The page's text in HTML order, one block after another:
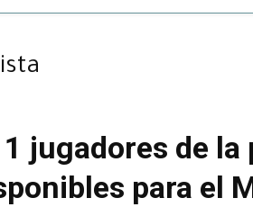
jugadores de
para el